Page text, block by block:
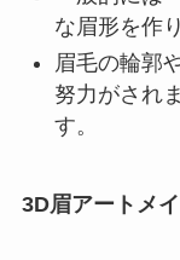
な眉形を作
眉毛の輪郭
努力がされ
す。
3D眉アートメ